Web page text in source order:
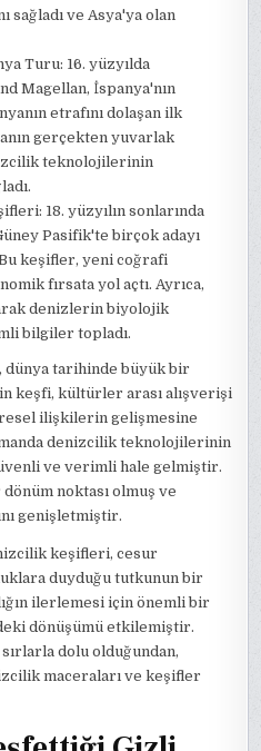
sağladı ve Asya'ya olan
Turu: 16. yüzyılda
Magellan, İspanya'nın
etrafını dolaşan ilk
gerçekten yuvarlak
teknolojilerinin
18. yüzyılın sonlarında
Pasifik'te birçok adayı
keşifler, yeni coğrafi
fırsata yol açtı. Ayrıca,
denizlerin biyolojik
bilgiler topladı.
tarihinde büyük bir
keşfi, kültürler arası alışverişi
ilişkilerin gelişmesine
denizcilik teknolojilerinin
ve verimli hale gelmiştir.
noktası olmuş ve
genişletmiştir.
keşifleri, cesur
duyduğu tutkunun bir
ilerlemesi için önemli bir
dönüşümü etkilemiştir.
dolu olduğundan,
maceraları ve keşifler